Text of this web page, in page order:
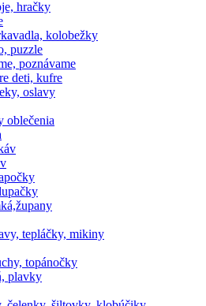
hračky
kolobežky
puzzle
poznávame
deti, kufre
oslavy
oblečenia
tepláčky, mikiny
topánočky
plavky